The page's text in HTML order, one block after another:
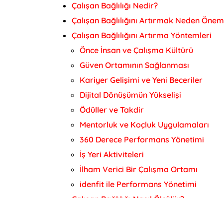
Çalışan Bağlılığı Nedir?
Çalışan Bağlılığını Artırmak Neden
Çalışan Bağlılığını Artırma Yöntemleri
Önce İnsan ve Çalışma Kültürü
Güven Ortamının Sağlanması
Kariyer Gelişimi ve Yeni Beceriler
Dijital Dönüşümün Yükselişi
Ödüller ve Takdir
Mentorluk ve Koçluk Uygulamaları
360 Derece Performans Yönetimi
İş Yeri Aktiviteleri
İlham Verici Bir Çalışma Ortamı
idenfit ile Performans Yönetimi